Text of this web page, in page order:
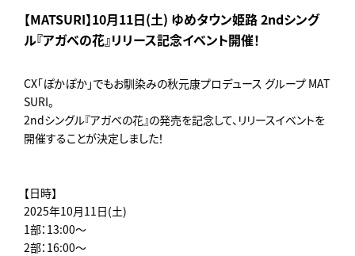
【MATSURI】10月11日(土) ゆめタウン姫路 2ndシング
ル『アガベの花』リリース記念イベント開催！
CX「ぽかぽか」でもお馴染みの秋元康プロデュース グループ MAT
SURI。
2ndシングル『アガベの花』の発売を記念して、リリースイベントを
開催することが決定しました！
【日時】
2025年10月11日(土)
1部：13:00～
2部：16:00～